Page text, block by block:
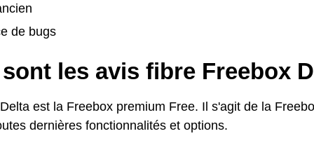
de bugs
les avis fibre Freebox
est la Freebox premium Free. Il s'agit de la
dernières fonctionnalités et options.